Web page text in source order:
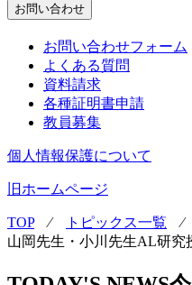
お問い合わせ
お問い合わせフォーム
よくある質問
資料請求
各種証明書申請
教員募集
個人情報保護について
旧ホームページ
TOP⁄ トピックス一覧 ⁄
山岡先生・小川先生AL研究